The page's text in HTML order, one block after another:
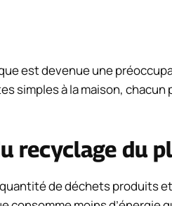
est devenue une
simples à la maison,
recyclage du
de déchets produits